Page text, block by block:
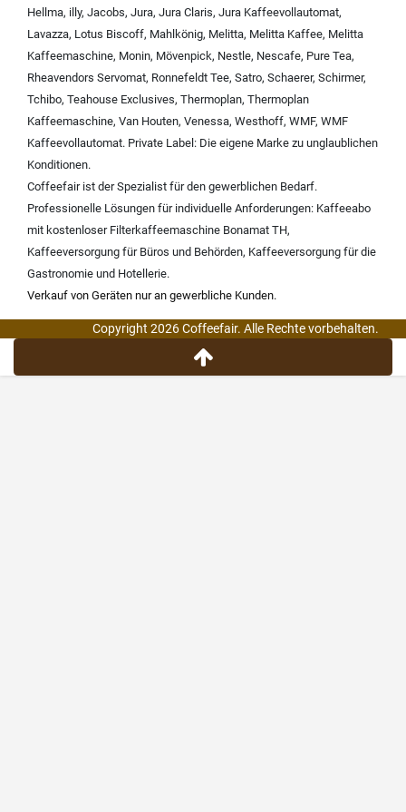
Hellma, illy, Jacobs, Jura, Jura Claris, Jura Kaffeevollautomat,
Lavazza, Lotus Biscoff, Mahlkönig, Melitta, Melitta Kaffee, Melitta
Kaffeemaschine, Monin, Mövenpick, Nestle, Nescafe, Pure Tea,
Rheavendors Servomat, Ronnefeldt Tee, Satro, Schaerer, Schirmer,
Tchibo, Teahouse Exclusives, Thermoplan, Thermoplan
Kaffeemaschine, Van Houten, Venessa, Westhoff, WMF, WMF
Kaffeevollautomat. Private Label: Die eigene Marke zu unglaublichen
Konditionen.
Coffeefair ist der Spezialist für den gewerblichen Bedarf.
Professionelle Lösungen für individuelle Anforderungen: Kaffeeabo
mit kostenloser Filterkaffeemaschine Bonamat TH,
Kaffeeversorgung für Büros und Behörden, Kaffeeversorgung für die
Gastronomie und Hotellerie.
Verkauf von Geräten nur an gewerbliche Kunden.
Copyright 2026 Coffeefair. Alle Rechte vorbehalten.